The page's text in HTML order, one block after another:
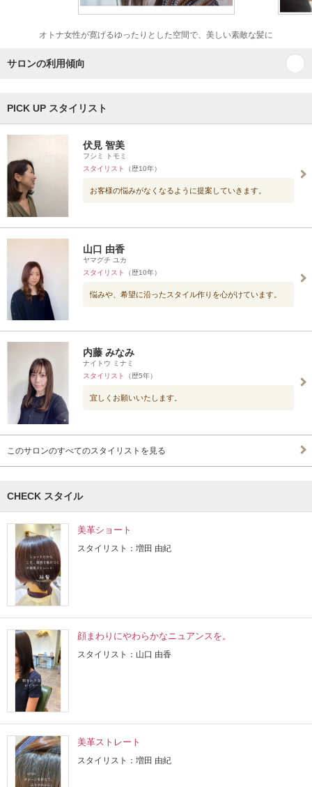
オトナ女性が寛げるゆったりとした空間で、美しい素敵な髪に
サロンの利用傾向
PICK UP スタイリスト
伏見 智美
フシミ トモミ
スタイリスト
（歴10年）
お客様の悩みがなくなるように提案していきます。
山口 由香
ヤマグチ ユカ
スタイリスト
（歴10年）
悩みや、希望に沿ったスタイル作りを心がけています。
内藤 みなみ
ナイトウ ミナミ
スタイリスト
（歴5年）
宜しくお願いいたします。
このサロンのすべてのスタイリストを見る
CHECK スタイル
美革ショート
スタイリスト：増田 由紀
顔まわりにやわらかなニュアンスを。
スタイリスト：山口 由香
美革ストレート
スタイリスト：増田 由紀